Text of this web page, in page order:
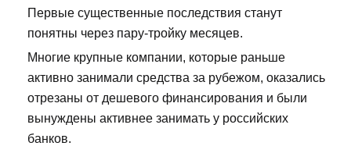
Первые существенные последствия станут
понятны через пару-тройку месяцев.
Многие крупные компании, которые раньше
активно занимали средства за рубежом, оказались
отрезаны от дешевого финансирования и были
вынуждены активнее занимать у российских
банков.